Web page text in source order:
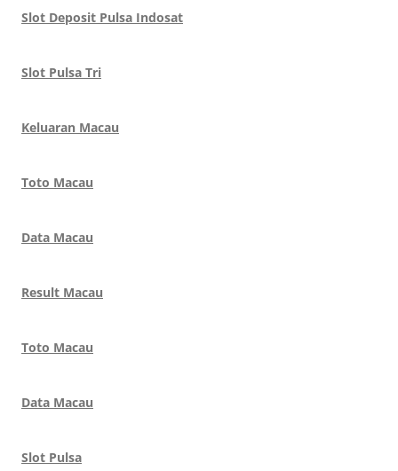
Slot Deposit Pulsa Indosat
Slot Pulsa Tri
Keluaran Macau
Toto Macau
Data Macau
Result Macau
Toto Macau
Data Macau
Slot Pulsa